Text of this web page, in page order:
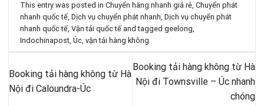
This entry was posted inChuyển hàng nhanh giá rẻ ,Chuyển phát
nhanh quốc tế ,Dịch vụ chuyển phát nhanh ,Dịch vụ chuyển phát
nhanh quốc tế ,Vận tải quốc tế and taggedgeelong
Indochinapost ,Úc ,vận tải hàng không
Booking tải hàng không từ Hà
Nội đi Caloundra-Úc
Booking tải hàng không từ Hà
Nội đi Townsville – Úc nhanh
chóng